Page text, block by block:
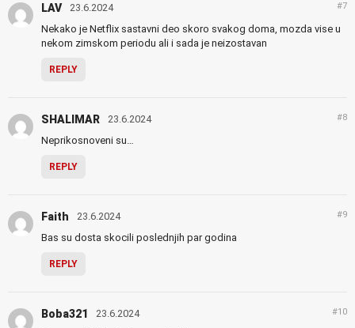
LAV 23.6.2024 #7
Nekako je Netflix sastavni deo skoro svakog doma, mozda vise u
nekom zimskom periodu ali i sada je neizostavan
REPLY
SHALIMAR 23.6.2024 #8
Neprikosnoveni su…
REPLY
Faith 23.6.2024 #9
Bas su dosta skocili poslednjih par godina
REPLY
Boba321 23.6.2024 #10